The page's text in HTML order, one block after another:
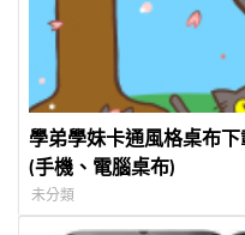
學弟學妹卡通風格桌布
(手機、電腦桌布)
未分類